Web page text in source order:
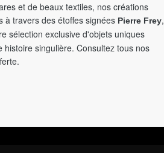
et de beaux textiles, nos créations
à travers des étoffes signées Pierre Frey,
sélection exclusive d'objets uniques
singulière. Consultez tous nos